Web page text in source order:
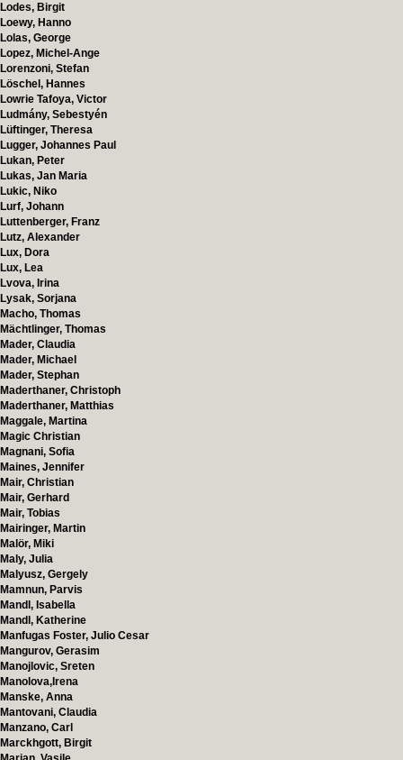
Lodes, Birgit
Loewy, Hanno
Lolas, George
Lopez, Michel-Ange
Lorenzoni, Stefan
Löschel, Hannes
Lowrie Tafoya, Victor
Ludmány, Sebestyén
Lüftinger, Theresa
Lugger, Johannes Paul
Lukan, Peter
Lukas, Jan Maria
Lukic, Niko
Lurf, Johann
Luttenberger, Franz
Lutz, Alexander
Lux, Dora
Lux, Lea
Lvova, Irina
Lysak, Sorjana
Macho, Thomas
Mächtlinger, Thomas
Mader, Claudia
Mader, Michael
Mader, Stephan
Maderthaner, Christoph
Maderthaner, Matthias
Maggale, Martina
Magic Christian
Magnani, Sofia
Maines, Jennifer
Mair, Christian
Mair, Gerhard
Mair, Tobias
Mairinger, Martin
Malör, Miki
Maly, Julia
Malyusz, Gergely
Mamnun, Parvis
Mandl, Isabella
Mandl, Katherine
Manfugas Foster, Julio Cesar
Mangurov, Gerasim
Manojlovic, Sreten
Manolova,Irena
Manske, Anna
Mantovani, Claudia
Manzano, Carl
Marckhgott, Birgit